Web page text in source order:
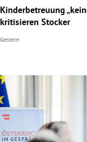
Kinderbetreuung
kritisieren Stocker
Gestern